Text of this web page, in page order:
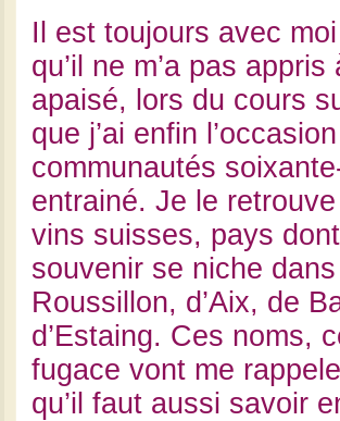
Il est toujours avec
qu’il ne m’a pas
apaisé, lors du cours
que j’ai enfin
communautés
entrainé. Je le
vins suisses, pays
souvenir se niche
Roussillon, d’Aix, de
d’Estaing. Ces noms,
fugace vont me
qu’il faut aussi savoir